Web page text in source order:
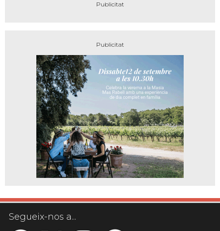
Segueix-nos a...